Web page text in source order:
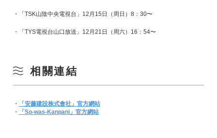
・「TSK山陰中央電視台」12月15日（周日）8：30〜
・「TYS電視台山口放送」12月21日（周六）16：54〜
相關連結
・
「安藤建設株式會社」官方網站
・
「So-was-Kanpani」官方網站